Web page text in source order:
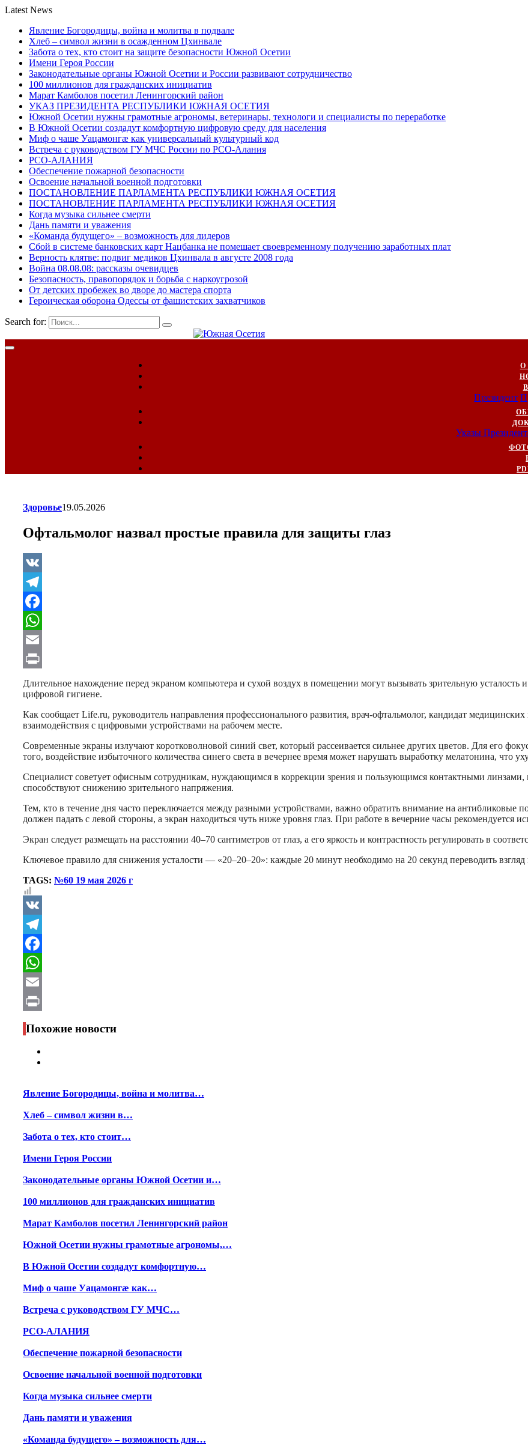
Latest News
Явление Богородицы, война и молитва в подвале
Хлеб – символ жизни в осажденном Цхинвале
Забота о тех, кто стоит на защите безопасности Южной Осетии
Имени Героя России
Законодательные органы Южной Осетии и России развивают сотрудничество
100 миллионов для гражданских инициатив
Марат Камболов посетил Ленингорский район
УКАЗ ПРЕЗИДЕНТА РЕСПУБЛИКИ ЮЖНАЯ ОСЕТИЯ
Южной Осетии нужны грамотные агрономы, ветеринары, технологи и специалисты по переработке
В Южной Осетии создадут комфортную цифровую среду для населения
Миф о чаше Уацамонгæ как универсальный культурный код
Встреча с руководством ГУ МЧС России по РСО-Алания
РСО-АЛАНИЯ
Обеспечение пожарной безопасности
Освоение начальной военной подготовки
ПОСТАНОВЛЕНИЕ ПАРЛАМЕНТА РЕСПУБЛИКИ ЮЖНАЯ ОСЕТИЯ
ПОСТАНОВЛЕНИЕ ПАРЛАМЕНТА РЕСПУБЛИКИ ЮЖНАЯ ОСЕТИЯ
Когда музыка сильнее смерти
Дань памяти и уважения
«Команда будущего» – возможность для лидеров
Сбой в системе банковских карт Нацбанка не помешает своевременному получению заработных плат
Верность клятве: подвиг медиков Цхинвала в августе 2008 года
Война 08.08.08: рассказы очевидцев
Безопасность, правопорядок и борьба с наркоугрозой
От детских пробежек во дворе до мастера спорта
Героическая оборона Одессы от фашистских захватчиков
Search for:
О
Президент
Указы
Здоровье19.05.2026
Офтальмолог назвал простые правила для защиты глаз
VK
Telegram
Facebook
WhatsApp
Email
Print
Длительное нахождение перед экраном компьютера и сухой воздух в помещении могут вызывать зрительную
цифровой гигиене.
Как сообщает Life.ru, руководитель направления профессионального развития, врач-офтальмолог, кандидат
взаимодействия с цифровыми устройствами на рабочем месте.
Современные экраны излучают коротковолновой синий свет, который рассеивается сильнее других цветов. Для его
того, воздействие избыточного количества синего света в вечернее время может нарушать выработку мелатонина, что
Специалист советует офисным сотрудникам, нуждающимся в коррекции зрения и пользующимся контактными
способствуют снижению зрительного напряжения.
Тем, кто в течение дня часто переключается между разными устройствами, важно обратить внимание на антибликовые
должен падать с левой стороны, а экран находиться чуть ниже уровня глаз. При работе в вечерние часы рекомендуется
Экран следует размещать на расстоянии 40–70 сантиметров от глаз, а его яркость и контрастность регулировать в
Ключевое правило для снижения усталости — «20–20–20»: каждые 20 минут необходимо на 20 секунд переводить
TAGS: №60 19 мая 2026 г
VK
Telegram
Facebook
WhatsApp
Email
Print
Похожие новости
Явление Богородицы, война и молитва…
Хлеб – символ жизни в…
Забота о тех, кто стоит…
Имени Героя России
Законодательные органы Южной Осетии и…
100 миллионов для гражданских инициатив
Марат Камболов посетил Ленингорский район
Южной Осетии нужны грамотные агрономы,…
В Южной Осетии создадут комфортную…
Миф о чаше Уацамонгæ как…
Встреча с руководством ГУ МЧС…
РСО-АЛАНИЯ
Обеспечение пожарной безопасности
Освоение начальной военной подготовки
Когда музыка сильнее смерти
Дань памяти и уважения
«Команда будущего» – возможность для…